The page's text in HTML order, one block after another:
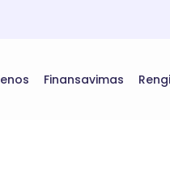
Finansavimas